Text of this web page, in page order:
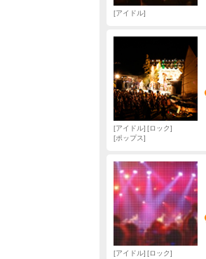
アイドル
アイドル
ロック
ポップス
アイドル ロック